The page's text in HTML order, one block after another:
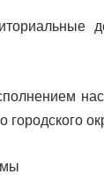
городского